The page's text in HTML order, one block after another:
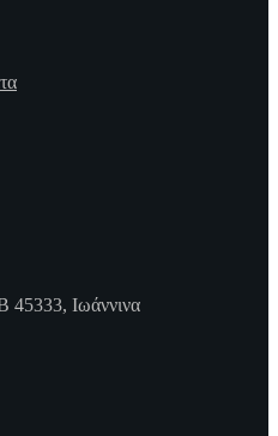
45333, Ιωάννινα